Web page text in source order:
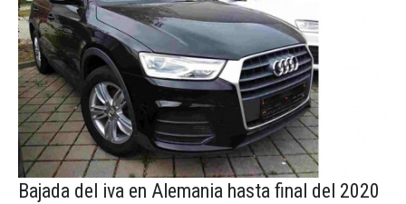
Bajada del iva en Alemania hasta final del 2020